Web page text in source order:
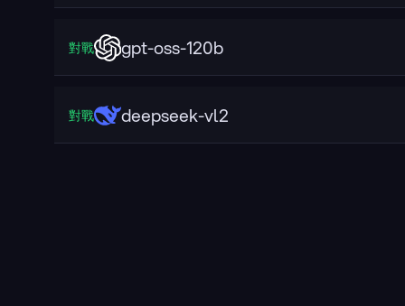
對戰 gpt-oss-120b
對戰 deepseek-vl2